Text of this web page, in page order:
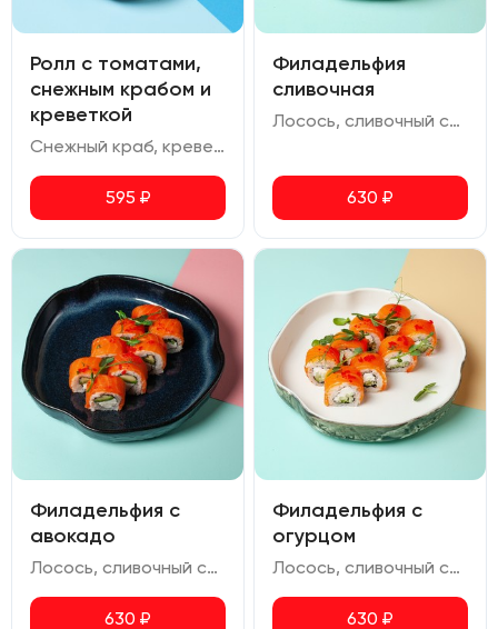
Ролл с томатами,
снежным крабом и
креветкой
Снежный краб, креветка, помидор черри, сливочный сыр, фисташка, соус спайси, соус шрирача, соус ореховый
595 ₽
Филадельфия
сливочная
Лосось, сливочный сыр, икра масаго
630 ₽
Филадельфия с
авокадо
Лосось, сливочный сыр, авокадо, икра масаго
630 ₽
Филадельфия с
огурцом
Лосось, сливочный сыр, огурец, икра масаго
630 ₽